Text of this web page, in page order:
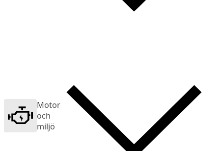
Motor
och
miljö